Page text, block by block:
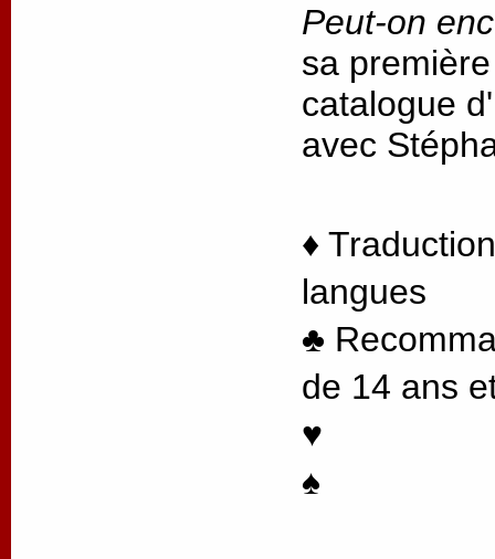
Peut-on
sa
catalogue
avec
♦
langues
♣
de 14 ans
♥
♠